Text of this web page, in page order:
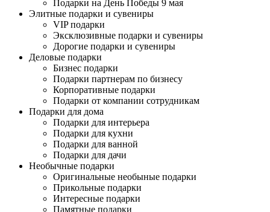
Подарки на День Победы 9 мая
Элитные подарки и сувениры
VIP подарки
Эксклюзивные подарки и сувениры
Дорогие подарки и сувениры
Деловые подарки
Бизнес подарки
Подарки партнерам по бизнесу
Корпоративные подарки
Подарки от компании сотрудникам
Подарки для дома
Подарки для интерьера
Подарки для кухни
Подарки для ванной
Подарки для дачи
Необычные подарки
Оригинальные необыные подарки
Прикольные подарки
Интересные подарки
Памятные подарки